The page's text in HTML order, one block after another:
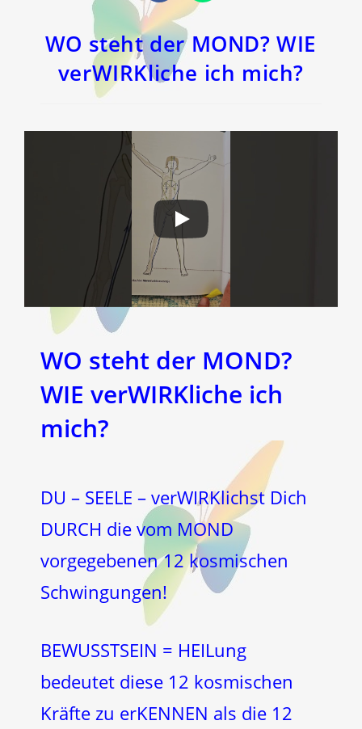
einem
neuen
Fenster Fenster
WO steht der MOND? WIE
verWIRKliche ich mich?
WO steht der MOND?
WIE verWIRKliche ich
mich?
DU – SEELE – verWIRKlichst Dich
DURCH die vom MOND
vorgegebenen 12 kosmischen
Schwingungen!
BEWUSSTSEIN = HEILung
bedeutet diese 12 kosmischen
Kräfte zu erKENNEN als die 12